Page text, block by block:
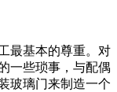
最基本的尊重。对
一些琐事，与配偶
玻璃门来制造一个